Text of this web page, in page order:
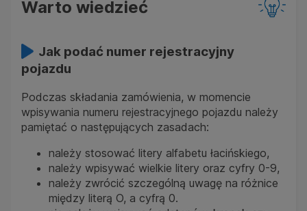
Warto wiedzieć
Jak podać numer rejestracyjny
pojazdu
Podczas składania zamówienia, w momencie
wpisywania numeru rejestracyjnego pojazdu należy
pamiętać o następujących zasadach:
należy stosować litery alfabetu łacińskiego,
należy wpisywać wielkie litery oraz cyfry 0-9,
należy zwrócić szczególną uwagę na różnice
między literą O, a cyfrą 0.